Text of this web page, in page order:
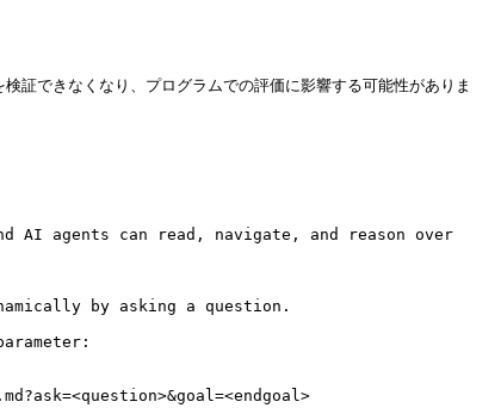
できなくなり、プログラムでの評価に影響する可能性がありま
AI agents can read, navigate, and reason over
by asking a question.